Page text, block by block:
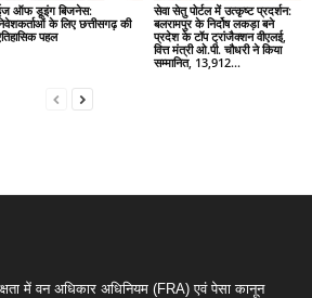
ऑफ डूइंग बिजनेस:
के लिए छत्तीसगढ़ की
पहल
सेवा सेतु पोर्टल में उत्कृष्ट प्रदर्शन:
बलरामपुर के निर्दोष लकड़ा बने
प्रदेश के टॉप ट्रांजैक्शन वीएलई,
वित्त मंत्री ओ.पी. चौधरी ने किया
सम्मानित, 13,912...
में वन अधिकार अधिनियम (FRA) एवं पेसा कानून